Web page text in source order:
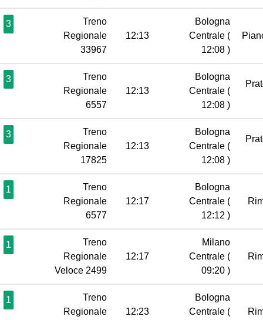
3
Treno
Regionale
33967
12:13
Bologna
Centrale (
12:08 )
3
Treno
Regionale
6557
12:13
Bologna
Centrale (
12:08 )
3
Treno
Regionale
17825
12:13
Bologna
Centrale (
12:08 )
1
Treno
Regionale
6577
12:17
Bologna
Centrale (
12:12 )
1
Treno
Regionale
Veloce 2499
12:17
Milano
Centrale (
09:20 )
1
Treno
Regionale
12:23
Bologna
Centrale (